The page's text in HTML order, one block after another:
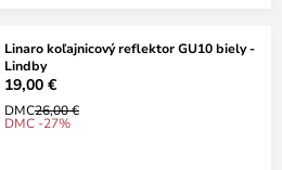
Linaro koľajnicový reflektor GU10 biely -
Lindby
19,00 €
DMC26,00 €
DMC -27%